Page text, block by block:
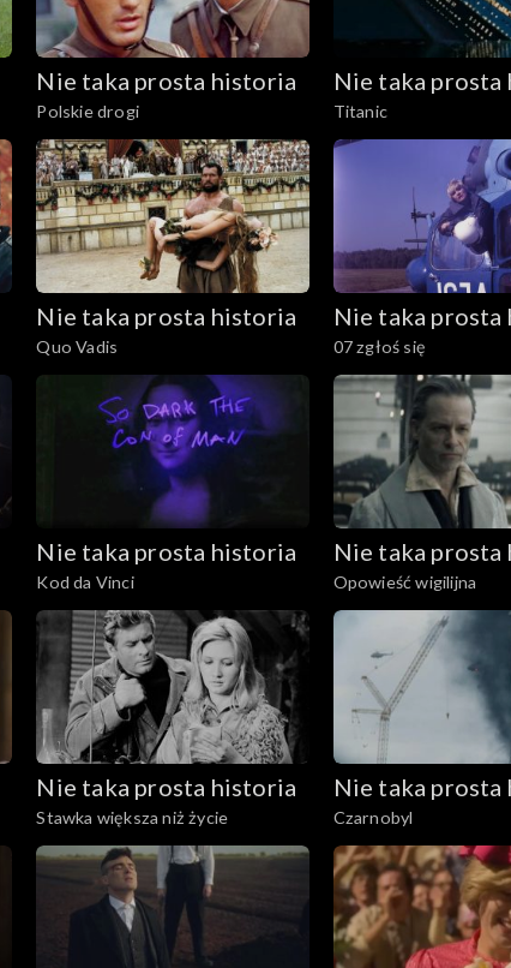
Nie taka prosta historia
Polskie drogi
Nie taka prosta
Titanic
Nie taka prosta historia
Quo Vadis
Nie taka prosta
07 zgłoś się
Nie taka prosta historia
Kod da Vinci
Nie taka prosta
Opowieść wigilijna
Nie taka prosta historia
Stawka większa niż życie
Nie taka prosta
Czarnobyl